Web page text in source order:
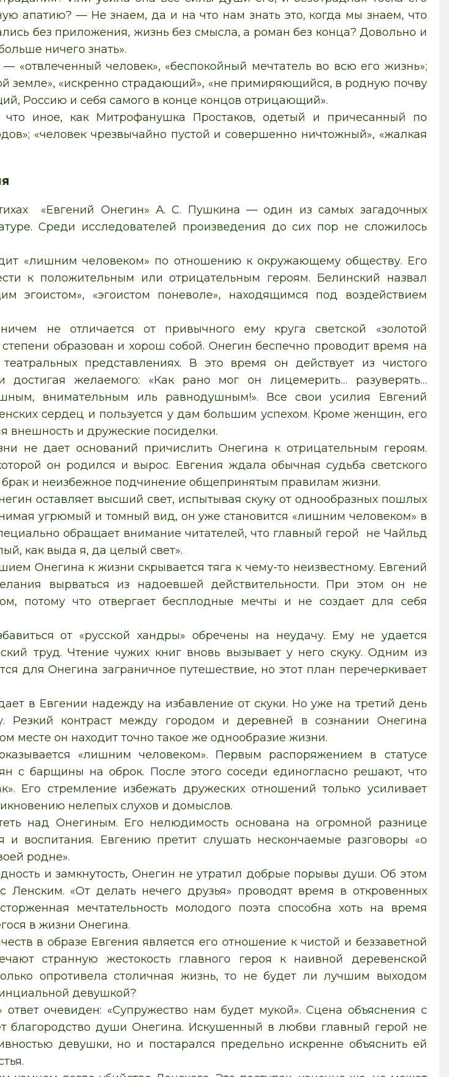
апатию? — Не знаем, да и на что нам знать это, когда мы знаем, что
без приложения, жизнь без смысла, а роман без конца? Довольно и
ничего знать».
«отвлеченный человек», «беспокойный мечтатель во всю его жизнь»;
земле», «искренно страдающий», «не примиряющийся, в родную почву
Россию и себя самого в конце концов отрицающий».
иное, как Митрофанушка Простаков, одетый и причесанный по
«человек чрезвычайно пустой и совершенно ничтожный», «жалкая
«Евгений Онегин» А. С. Пушкина — один из самых загадочных
Среди исследователей произведения до сих пор не сложилось
«лишним человеком» по отношению к окружающему обществу. Его
к положительным или отрицательным героям. Белинский назвал
эгоистом», «эгоистом поневоле», находящимся под воздействием
не отличается от привычного ему круга светской «золотой
образован и хорош собой. Онегин беспечно проводит время на
представлениях. В это время он действует из чистого
достигая желаемого: «Как рано мог он лицемерить… разуверять…
внимательным иль равнодушным!». Все свои усилия Евгений
сердец и пользуется у дам большим успехом. Кроме женщин, его
внешность и дружеские посиделки.
не дает оснований причислить Онегина к отрицательным героям.
он родился и вырос. Евгения ждала обычная судьба светского
и неизбежное подчинение общепринятым правилам жизни.
оставляет высший свет, испытывая скуку от однообразных пошлых
угрюмый и томный вид, он уже становится «лишним человеком» в
обращает внимание читателей, что главный герой не Чайльд
как выда я, да целый свет».
Онегина к жизни скрывается тяга к чему-то неизвестному. Евгений
вырваться из надоевшей действительности. При этом он не
потому что отвергает бесплодные мечты и не создает для себя
от «русской хандры» обречены на неудачу. Ему не удается
труд. Чтение чужих книг вновь вызывает у него скуку. Одним из
для Онегина заграничное путешествие, но этот план перечеркивает
в Евгении надежду на избавление от скуки. Но уже на третий день
Резкий контраст между городом и деревней в сознании Онегина
месте он находит точно такое же однообразие жизни.
«лишним человеком». Первым распоряжением в статусе
с барщины на оброк. После этого соседи единогласно решают, что
Его стремление избежать дружеских отношений только усиливает
нелепых слухов и домыслов.
над Онегиным. Его нелюдимость основана на огромной разнице
и воспитания. Евгению претит слушать нескончаемые разговоры «о
родне».
и замкнутость, Онегин не утратил добрые порывы души. Об этом
Ленским. «От делать нечего друзья» проводят время в откровенных
мечтательность молодого поэта способна хоть на время
в жизни Онегина.
в образе Евгения является его отношение к чистой и беззаветной
странную жестокость главного героя к наивной деревенской
опротивела столичная жизнь, то не будет ли лучшим выходом
девушкой?
ответ очевиден: «Супружество нам будет мукой». Сцена объяснения с
благородство души Онегина. Искушенный в любви главный герой не
девушки, но и постарался предельно искренне объяснить ей